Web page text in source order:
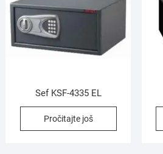
Sef KSF-4335 EL
Pročitajte još